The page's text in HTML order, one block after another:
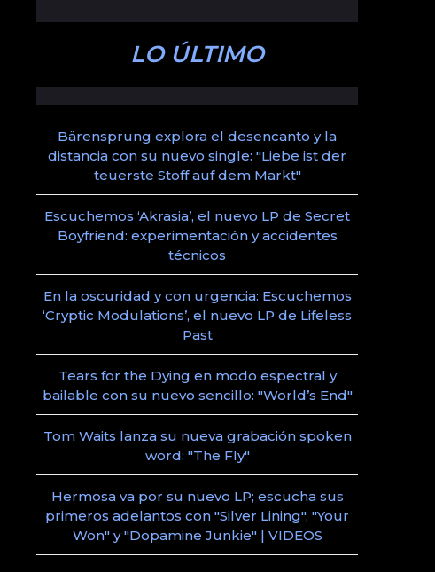
LO ÚLTIMO
Bärensprung explora el desencanto y la
distancia con su nuevo single: "Liebe ist der
teuerste Stoff auf dem Markt"
Escuchemos ‘Akrasia’, el nuevo LP de Secret
Boyfriend: experimentación y accidentes
técnicos
En la oscuridad y con urgencia: Escuchemos
‘Cryptic Modulations’, el nuevo LP de Lifeless
Past
Tears for the Dying en modo espectral y
bailable con su nuevo sencillo: "World’s End"
Tom Waits lanza su nueva grabación spoken
word: "The Fly"
Hermosa va por su nuevo LP; escucha sus
primeros adelantos con "Silver Lining", "Your
Won" y "Dopamine Junkie" | VIDEOS